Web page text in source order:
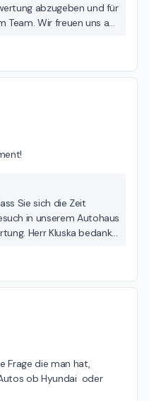
abzugeben und für
Team. Wir freuen uns auf
Team der Hedin
Sie sich die Zeit
in unserem Autohaus
Herr Kluska bedankt
allzeit gute Fahrt. Viele
Frage die man hat,
ob Hyundai  oder